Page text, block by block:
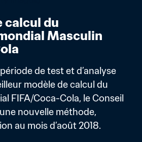
calcul du
Masculin
de test et d’analyse
modèle de calcul du
FIFA/Coca-Cola, le Conseil
nouvelle méthode,
au mois d’août 2018.